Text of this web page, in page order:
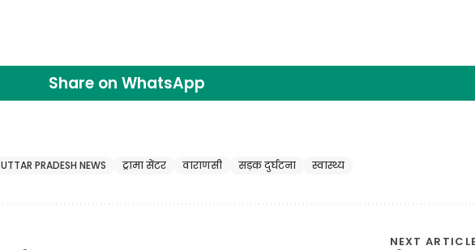
Share on WhatsApp
UTTAR PRADESH NEWS ट्रामा सेंटर वाराणसी सड़क दुर्घटना स्वास्थ्य
NEXT